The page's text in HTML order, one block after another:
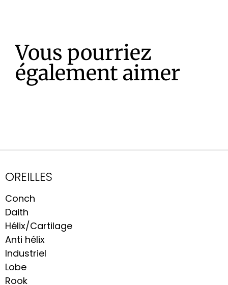
Vous pourriez
également aimer
OREILLES
Conch
Daith
Hélix/Cartilage
Anti hélix
Industriel
Lobe
Rook